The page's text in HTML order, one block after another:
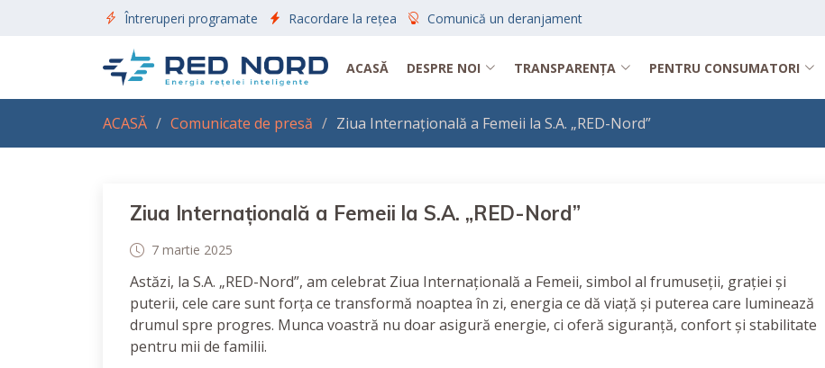
Întreruperi programate Racordare la rețea Comunică un deranjament
ACASĂ DESPRE NOI TRANSPARENȚA PENTRU CONSUMATORI
ACASĂ Comunicate de presă Ziua Internațională a Femeii la S.A. „RED-Nord”
Ziua Internațională a Femeii la S.A. „RED-Nord”
7 martie 2025
Astăzi, la S.A. „RED-Nord”, am celebrat Ziua Internațională a Femeii, simbol al frumuseții, grației și
puterii, cele care sunt forța ce transformă noaptea în zi, energia ce dă viață și puterea care luminează
drumul spre progres. Munca voastră nu doar asigură energie, ci oferă siguranță, confort și stabilitate
pentru mii de familii.